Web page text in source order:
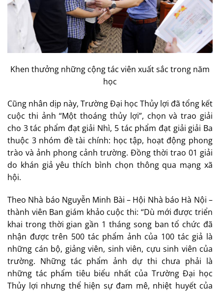
Khen thưởng những cộng tác viên xuất sắc trong năm
học
Cũng nhân dịp này, Trường Đại học Thủy lợi đã tổng kết
cuộc thi ảnh “Một thoáng thủy lợi”, chọn và trao giải
cho 3 tác phẩm đạt giải Nhì, 5 tác phẩm đạt giải giải Ba
thuộc 3 nhóm đề tài chính: học tập, hoạt động phong
trào và ảnh phong cảnh trường. Đồng thời trao 01 giải
do khán giả yêu thích bình chọn thông qua mạng xã
hội.
Theo Nhà báo Nguyễn Minh Bài – Hội Nhà báo Hà Nội –
thành viên Ban giám khảo cuộc thi: “Dù mới được triển
khai trong thời gian gần 1 tháng song ban tổ chức đã
nhận được trên 500 tác phẩm ảnh của 100 tác giả là
những cán bộ, giảng viên, sinh viên, cựu sinh viên của
trường. Những tác phẩm ảnh dự thi chưa phải là
những tác phẩm tiêu biểu nhất của Trường Đại học
Thủy lợi nhưng thể hiện sự đam mê, nhiệt huyết của